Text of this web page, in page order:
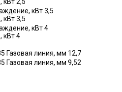
кВт 3,5
кВт 3,5
кВт 4
кВт 4
Газовая линия, мм 12,7
Газовая линия, мм 9,52